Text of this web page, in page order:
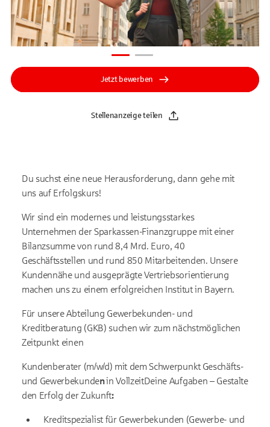
Jetzt bewerben
Stellenanzeige teilen
Du suchst eine neue Herausforderung, dann gehe mit
uns auf Erfolgskurs!
Wir sind ein modernes und leistungsstarkes
Unternehmen der Sparkassen-Finanzgruppe mit einer
Bilanzsumme von rund 8,4 Mrd. Euro, 40
Geschäftsstellen und rund 850 Mitarbeitenden. Unsere
Kundennähe und ausgeprägte Vertriebsorientierung
machen uns zu einem erfolgreichen Institut in Bayern.
Für unsere Abteilung Gewerbekunden- und
Kreditberatung (GKB) suchen wir zum nächstmöglichen
Zeitpunkt einen
Kundenberater (m/w/d) mit dem Schwerpunkt Geschäfts-
und Gewerbekundenin VollzeitDeine Aufgaben – Gestalte
den Erfolg der Zukunft:
Kreditspezialist für Gewerbekunden (Gewerbe- und